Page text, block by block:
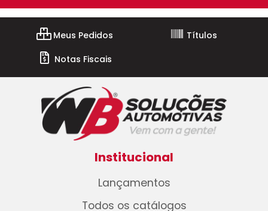
Meus Pedidos
Títulos
Notas Fiscais
Institucional
Lançamentos
Todos os catálogos